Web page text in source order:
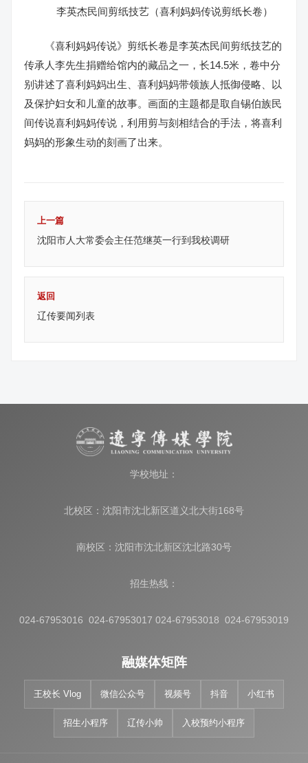
李英杰民间剪纸技艺（喜利妈妈传说剪纸长卷）
《喜利妈妈传说》剪纸长卷是李英杰民间剪纸技艺的
传承人李先生捐赠给馆内的藏品之一，长14.5米，卷中分
别讲述了喜利妈妈出生、喜利妈妈带领族人抵御侵略、以
及保护妇女和儿童的故事。画面的主题都是取自锡伯族民
间传说喜利妈妈传说，利用剪与刻相结合的手法，将喜利
妈妈的形象生动的刻画了出来。
上一篇
沈阳市人大常委会主任范继英一行到我校调研
返回
辽传要闻列表
学校地址：
北校区：沈阳市沈北新区道义北大街168号
南校区：沈阳市沈北新区沈北路30号
招生热线：
024-67953016 024-67953017 024-67953018 024-67953019
融媒体矩阵
王校长 Vlog 微信公众号 视频号 抖音 小红书
招生小程序 辽传小帅 入校预约小程序